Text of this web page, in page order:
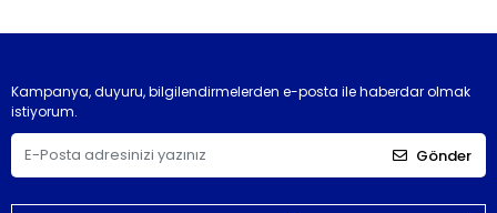
Kampanya, duyuru, bilgilendirmelerden e-posta ile haberdar olmak
istiyorum.
Gönder